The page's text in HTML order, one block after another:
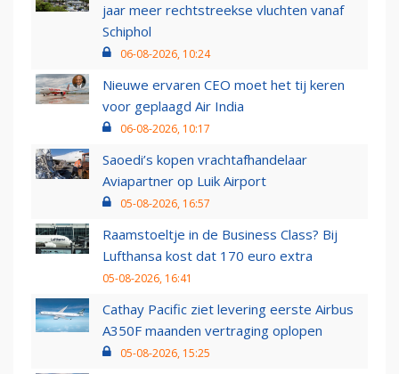
jaar meer rechtstreekse vluchten vanaf
Schiphol
06-08-2026, 10:24
Nieuwe ervaren CEO moet het tij keren
voor geplaagd Air India
06-08-2026, 10:17
Saoedi’s kopen vrachtafhandelaar
Aviapartner op Luik Airport
05-08-2026, 16:57
Raamstoeltje in de Business Class? Bij
Lufthansa kost dat 170 euro extra
05-08-2026, 16:41
Cathay Pacific ziet levering eerste Airbus
A350F maanden vertraging oplopen
05-08-2026, 15:25